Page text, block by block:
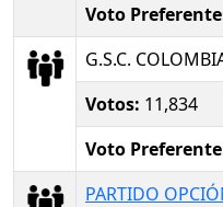
Voto
G.S.C.
Votos: 11,834
Voto
PARTIDO